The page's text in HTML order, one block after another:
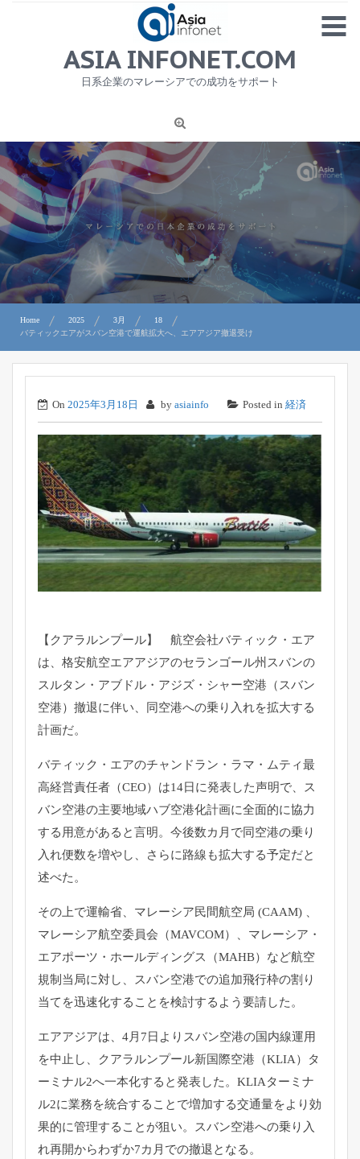
MENU
1
ニュース
労務サービス
プライバシーポリシー及び著作権について
お問合せ
ASIA INFONET.COM
日系企業のマレーシアでの成功をサポート
Home 2025 3月
18
バティックエアがスバン空港で運航拡大へ、エアアジア撤退受け
On 2025年3月18日 by asiainfo Posted in 経済
【クアラルンプール】 航空会社バティック・エア
は、 格安航空エアアジアのセランゴール州スバンの
スルタン・ アブドル・アジズ・シャー空港（スバン
空港）撤退に伴い、
同空港への乗り入れを拡大する
計画だ。
バティック・エアのチャンドラン・ラマ・ムティ最
高経営責任者（CEO）は14日に発表した声明で、 ス
バン空港の主要地域ハブ空港化計画に全面的に協力
する用意があると言明。今後数カ月で同空港の乗り
入れ便数を増やし、
さらに路線も拡大する予定だと
述べた。
その上で運輸省、マレーシア民間航空局 (CAAM) 、
マレーシア航空委員会（MAVCOM）、マレーシア・
エアポーツ・ホールディングス（MAHB） など航空
規制当局に対し、 スバン空港での追加飛行枠の割り
当てを迅速化することを検討する よう要請した。
エアアジアは、4月7日よりスバン空港の国内線運用
を中止し、
クアラルンプール新国際空港（KLIA）
タ
ーミナル2へ一本化すると発表した。 KLIAターミナ
ル2に業務を統合することで増加する交通量をよ り効
果的に管理することが狙い。 スバン空港への乗り入
れ再開からわずか7カ月での撤退となる。